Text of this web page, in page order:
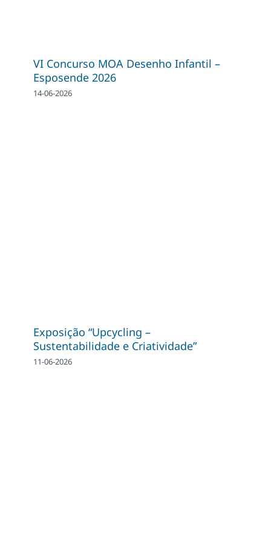
VI Concurso MOA Desenho Infantil –
Esposende 2026
14-06-2026
Exposição “Upcycling –
Sustentabilidade e Criatividade”
11-06-2026